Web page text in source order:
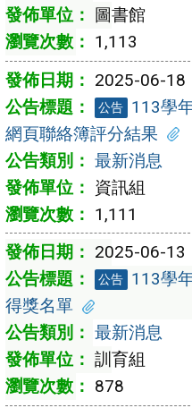
圖書館
1,113
2025-06-18
公告 113學
網頁聯絡簿評分結果
最新消息
資訊組
1,111
2025-06-13
公告 113學
得獎名單
最新消息
訓育組
878